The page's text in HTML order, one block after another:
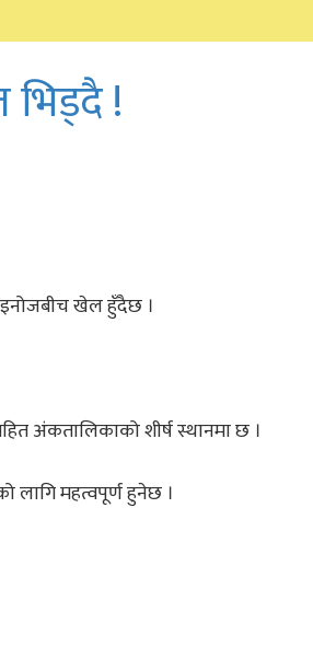
!
खेल हुँदैछ ।
अंकतालिकाको शीर्ष स्थानमा छ ।
महत्वपूर्ण हुनेछ ।